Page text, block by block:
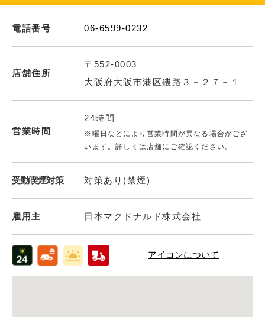
電話番号 06-6599-0232
店舗住所
〒552-0003
大阪府大阪市港区磯路３－２７－１
営業時間
24時間
※曜日などにより営業時間が異なる場合がござ
います。詳しくは店舗にご確認ください。
受動喫煙対策 対策あり(禁煙)
雇用主 日本マクドナルド株式会社
アイコンについて